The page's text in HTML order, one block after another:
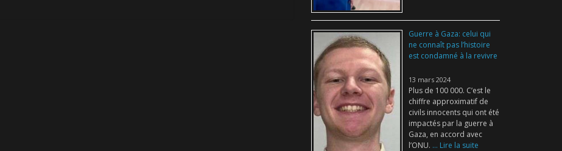
Guerre à Gaza: celui qui
ne connaît pas l’histoire
est condamné à la revivre
13 mars 2024
Plus de 100 000. C’est le
chiffre approximatif de
civils innocents qui ont été
impactés par la guerre à
Gaza, en accord avec
l’ONU. ... Lire la suite